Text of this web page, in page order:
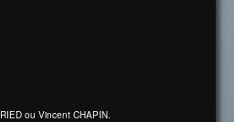
ou Vincent CHAPIN.